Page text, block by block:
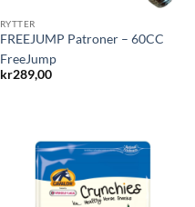
RYTTER
FREEJUMP Patroner – 60CC
FreeJump
kr289,00